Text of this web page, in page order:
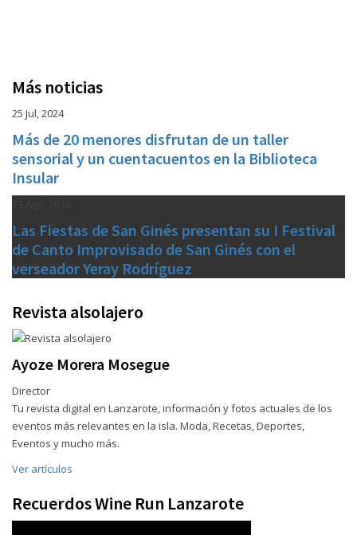
Más noticias
25 Jul, 2024
Más de 20 menores disfrutan de un taller
sensorial y un cuentacuentos en la Biblioteca
Insular
Las Fiestas de San Ginés presentan su I Festival
de Canto Improvisado de San Ginés con el
verseador Yeray Rodríguez
Revista alsolajero
Ayoze Morera Mosegue
Director
Tu revista digital en Lanzarote, información y fotos actuales de los
eventos más relevantes en la isla. Moda, Recetas, Deportes,
Eventos y mucho más.
Ver artículos
Recuerdos Wine Run Lanzarote